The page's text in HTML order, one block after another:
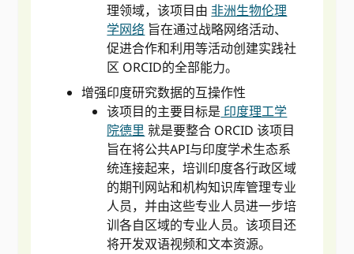
理领域，该项目由非洲生物伦理
学网络 旨在通过战略网络活动、
促进合作和利用等活动创建实践社
区 ORCID的全部能力。
增强印度研究数据的互操作性
该项目的主要目标是 印度理工学
院德里 就是要整合 ORCID 该项目
旨在将公共API与印度学术生态系
统连接起来，培训印度各行政区域
的期刊网站和机构知识库管理专业
人员，并由这些专业人员进一步培
训各自区域的专业人员。该项目还
将开发双语视频和文本资源。